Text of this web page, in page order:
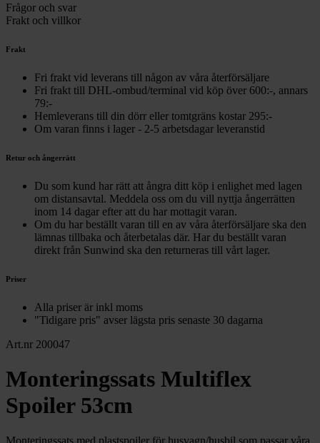
Frågor och svar
Frakt och villkor
Frakt
Fri frakt vid leverans till någon av våra återförsäljare
Fri frakt till DHL-ombud/terminal vid köp över 600:-, annars
79:-
Hemleverans till din dörr eller tomtgräns kostar 295:-
Om varan finns i lager - 2-5 arbetsdagar leveranstid
Retur och ångerrätt
Du som kund har rätt att ångra ditt köp i enlighet med lagen
om distansavtal. Meddela oss om du vill nyttja ångerrätten
inom 14 dagar efter att du har mottagit varan.
Om du har beställt varan till en av våra återförsäljare ska den
lämnas tillbaka och återbetalas där. Har du beställt varan
direkt från Sunwind ska den returneras till vårt lager.
Priser
Alla priser är inkl moms
"Tidigare pris" avser lägsta pris senaste 30 dagarna
Art.nr 200047
Monteringssats Multiflex
Spoiler 53cm
Monteringssats med plastspoiler för husvagn/husbil som passar våra